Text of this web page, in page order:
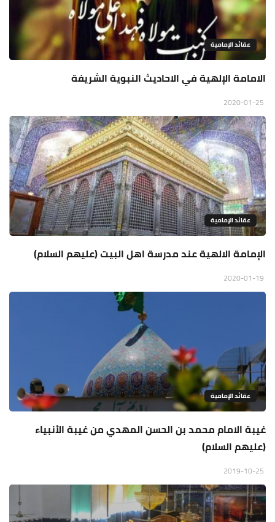
عقائد الإمامية
الامامة الإلهية في الاحاديث النبوية الشريفة
عقائد الإمامية
الإمامة الالهية عند مدرسة اهل البيت (عليهم السلام)
عقائد الإمامية
غيبة الامام محمد بن الحسن المهدي من غيبة الأنبياء
(عليهم السلام)